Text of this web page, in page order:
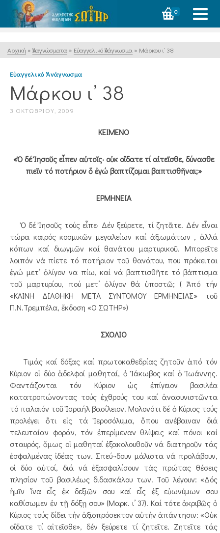
0
Αρχική » Ἀναγνώσματα » Εὐαγγελικό Ἀνάγνωσμα » Μάρκου ι’ 38
Εὐαγγελικό Ἀνάγνωσμα
Μάρκου ι’ 38
3 ΟΚΤΩΒΡΊΟΥ, 2009
ΚΕΙΜΕΝΟ
«Ὁ δέ Ἰησοῦς εἶπεν αὐτοῖς· οὐκ οἴδατε τί αἰτεῖσθε, δύνασθε
πιεῖν τό ποτήριον ὅ ἐγώ βαπτίζομαι βαπτισθῆναι;»
ΕΡΜΗΝΕΙΑ
Ὀ δέ Ἰησοῦς τούς εἶπε· Δέν ξεύρετε, τί ζητᾶτε. Δέν εἶναι
τώρα καιρός κοσμικῶν μεγαλείων καί ἀξιωμάτων , ἀλλά
κόπων καί διωγμῶν καί θανάτου μαρτυρικοῦ. Μπορεῖτε
λοιπόν νά πίετε τό ποτήριον τοῦ θανάτου, που πρόκειται
ἐγώ μετ’ ὀλίγον να πίω, καί νά βαπτισθῆτε τό βάπτισμα
τοῦ μαρτυρίου, πού μετ’ ὀλίγον θά ὑποστῶ; ( Ἀπό τήν
«ΚΑΙΝΗ ΔΙΑΘΗΚΗ ΜΕΤΑ ΣΥΝΤΟΜΟΥ ΕΡΜΗΝΕΙΑΣ» τοῦ
Π.Ν.Τρεμπέλα, ἔκδοση «Ο ΣΩΤΗΡ»)
ΣΧΟΛΙΟ
Τιμάς καί δόξας καί πρωτοκαθεδρίας ζητοῦν ἀπό τόν
Κύριον οἱ δύο ἀδελφοί μαθηταί, ὁ Ἰάκωβος καί ὁ Ἰωάννης.
Φαντάζονται τόν Κύριον ὡς ἐπίγειον βασιλέα
κατατροπώνοντας τούς ἐχθρούς του καί ἀνασυνιστῶντα
τό παλαιόν τοῦ Ἱσραήλ βασίλειον. Μολονότι δέ ὁ Κύριος τούς
προλέγει ὅτι εἰς τά Ἱεροσόλυμα, ὅπου ανέβαιναν διά
τελευταίαν φοράν, τόν ἐπερίμεναν θλίψεις καί πόνοι καί
σταυρός, ὅμως οἱ μαθηταί ἐξακολουθοῦν νά διατηροῦν τάς
ἐσφαλμένας ἰδέας των. Σπεύ¬δουν μάλιστα νά προλάβουν,
οἱ δύο αὐτοί, διά νά ἐξασφαλίσουν τάς πρώτας θέσεις
πλησίον τοῦ βασιλέως διδασκάλου των. Τοῦ λέγουν: «Δός
ἡμῖν ἵνα εἷς ἐκ δεξιῶν σου καί εἷς ἐξ εὐωνύμων σου
καθίσωμεν ἐν τῇ δόξῃ σου» (Μαρκ. ι’ 37). Καί τότε ἀκριβῶς ὁ
Κύριος τούς δίδει τήν ἀξιοπρόσεκτον αὐτήν ἀπάντησιν: «Οὐκ
οἴδατε τί αἰτεῖσθε», δέν ξεύρετε τί ζητεῖτε. Ζητεῖτε τάς